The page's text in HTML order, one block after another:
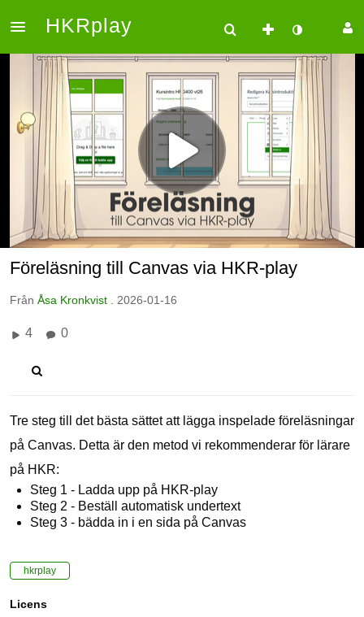
HKRplay
Föreläsning till Canvas via HKR-play
Från Åsa Kronkvist . 2026-01-16
4 0
Tre steg till det bästa sättet att lägga inspelade föreläsningar
på Canvas. Detta är den metod vi rekommenderar för lärare
på HKR:
Steg 1 - Ladda upp på HKR-play
Steg 2 - Beställ automatisk undertext
Steg 3 - bädda in i en sida på Canvas
hkrplay
Licens